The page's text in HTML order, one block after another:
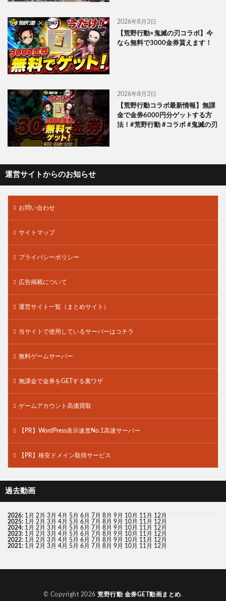
2026年8月3日
【荒野行動×鬼滅の刃コラボ】今
なら無料で3000金券貰えます！
2026年8月3日
【荒野行動コラボ最新情報】無課
金で金券6000円分ゲットする方
法！#荒野行動 #コラボ #鬼滅の刃
運営サイトからのお知らせ
お問い合わせ
サイトマップ
プライバシーポリシー
広告掲載について
運営サイト一覧（まとめサイト）
当サイトで使用しているサーバーはコチラ
無料ゲームサーバー
無課金で金券をGETする裏ワザ
ゲームアカウント高価買取
【PR】WordPress表示速度No.1高速サーバー
【PR】格安ドメイン取得サービス
過去動画
2026: 1月 2月 3月 4月 5月 6月 7月 8月 9月 10月 11月 12月
2025: 1月 2月 3月 4月 5月 6月 7月 8月 9月 10月 11月 12月
2024: 1月 2月 3月 4月 5月 6月 7月 8月 9月 10月 11月 12月
2023: 1月 2月 3月 4月 5月 6月 7月 8月 9月 10月 11月 12月
2022: 1月 2月 3月 4月 5月 6月 7月 8月 9月 10月 11月 12月
2021: 1月 2月 3月 4月 5月 6月 7月 8月 9月 10月 11月 12月
© Copyright 2026荒野行動 金券GET動画まとめ.